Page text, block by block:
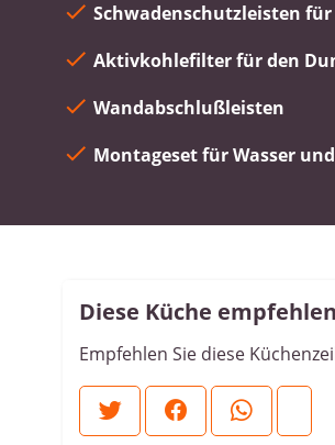
Schwadenschutzleisten
Aktivkohlefilter für den
Wandabschlußleisten
Montageset für Wasser
Diese Küche empfehlen
Empfehlen Sie diese